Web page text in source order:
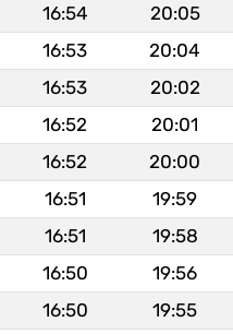
16:54 20:05
16:53 20:04
16:53 20:02
16:52 20:01
16:52 20:00
16:51 19:59
16:51 19:58
16:50 19:56
16:50 19:55